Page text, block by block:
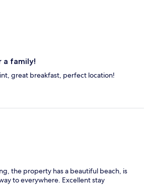
a family!
great breakfast, perfect location!
the property has a beautiful beach, is
to everywhere. Excellent stay